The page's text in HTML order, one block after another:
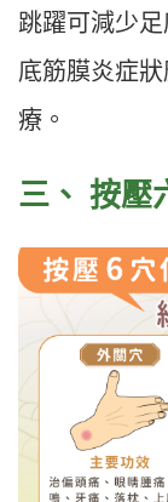
跳躍可減少
底筋膜炎症
療。
三、 按壓